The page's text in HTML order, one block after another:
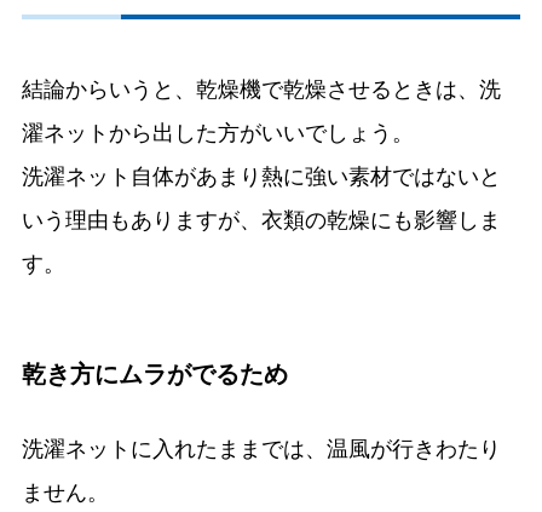
結論からいうと、乾燥機で乾燥させるときは、洗
濯ネットから出した方がいいでしょう。
洗濯ネット自体があまり熱に強い素材ではないと
いう理由もありますが、衣類の乾燥にも影響しま
す。
乾き方にムラがでるため
洗濯ネットに入れたままでは、温風が行きわたり
ません。